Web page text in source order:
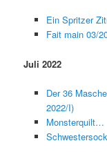
Ein Spritzer
Fait main 03/
Juli 2022
Der 36
2022/I)
Monsterquilt…